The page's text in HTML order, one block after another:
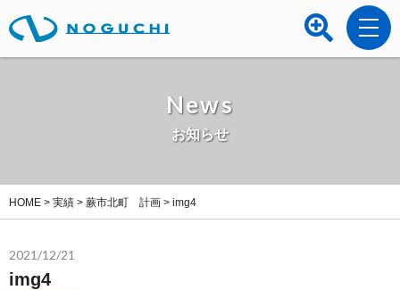
News
お知らせ
HOME > 実績 > 蕨市北町 計画 > img4
2021/12/21
img4